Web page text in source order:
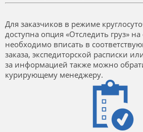
Для заказчиков в режиме
доступна опция «Отследить груз» на
необходимо вписать в
заказа, экспедиторской расписки
за информацией также можно
курирующему менеджеру.